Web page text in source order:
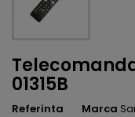
01315B
Referinta Marca